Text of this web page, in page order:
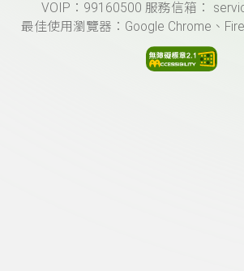
VOIP：99160500 服務信箱：
最佳使用瀏覽器：Google Chrome、